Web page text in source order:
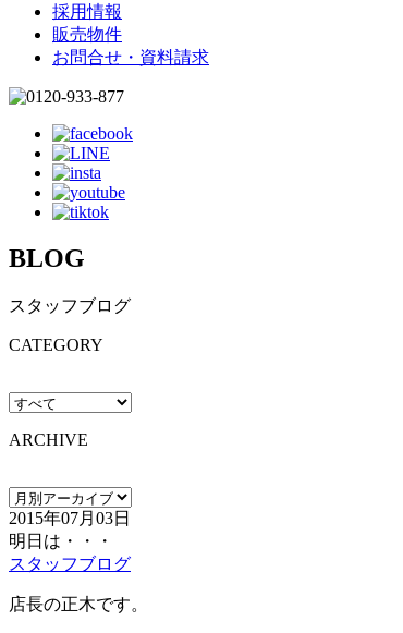
採用情報
販売物件
お問合せ・資料請求
BLOG
スタッフブログ
CATEGORY
ARCHIVE
2015年07月03日
明日は・・・
スタッフブログ
店長の正木です。